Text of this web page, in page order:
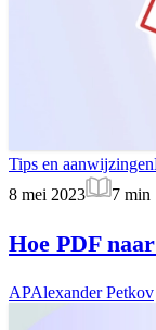
Tips en aanwijzingen
8 mei 2023
7 min
Hoe PDF
APAlexander Petkov